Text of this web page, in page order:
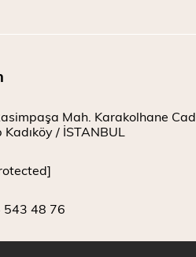
Mah. Karakolhane Cad.
/ İSTANBUL
543 48 76